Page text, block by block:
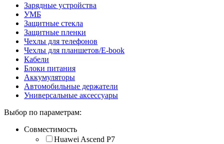
Зарядные устройства
УМБ
Защитные стекла
Защитные пленки
Чехлы для телефонов
Чехлы для планшетов/E-book
Кабели
Блоки питания
Аккумуляторы
Автомобильные держатели
Универсальные аксессуары
Выбор по параметрам:
Совместимость
Huawei Ascend P7